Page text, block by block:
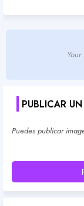
PUBLICAR
Puedes publicar